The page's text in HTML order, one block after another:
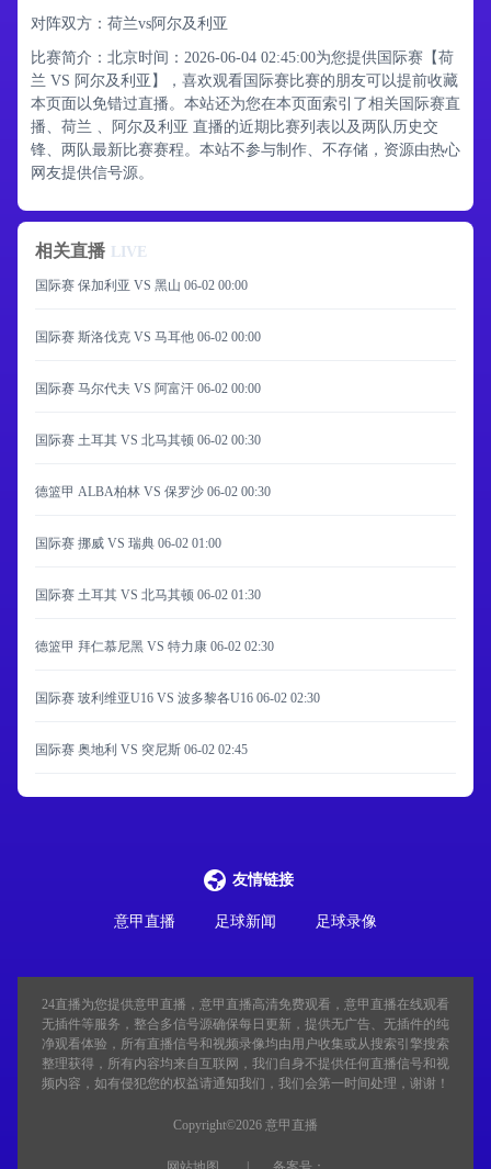
对阵双方：荷兰vs阿尔及利亚
比赛简介：北京时间：2026-06-04 02:45:00为您提供国际赛【荷
兰 VS 阿尔及利亚】，喜欢观看国际赛比赛的朋友可以提前收藏
本页面以免错过直播。本站还为您在本页面索引了相关国际赛直
播、荷兰 、阿尔及利亚 直播的近期比赛列表以及两队历史交
锋、两队最新比赛赛程。本站不参与制作、不存储，资源由热心
网友提供信号源。
相关直播 LIVE
国际赛 保加利亚 VS 黑山 06-02 00:00
国际赛 斯洛伐克 VS 马耳他 06-02 00:00
国际赛 马尔代夫 VS 阿富汗 06-02 00:00
国际赛 土耳其 VS 北马其顿 06-02 00:30
德篮甲 ALBA柏林 VS 保罗沙 06-02 00:30
国际赛 挪威 VS 瑞典 06-02 01:00
国际赛 土耳其 VS 北马其顿 06-02 01:30
德篮甲 拜仁慕尼黑 VS 特力康 06-02 02:30
国际赛 玻利维亚U16 VS 波多黎各U16 06-02 02:30
国际赛 奥地利 VS 突尼斯 06-02 02:45
友情链接
意甲直播 足球新闻 足球录像
24直播为您提供意甲直播，意甲直播高清免费观看，意甲直播在线观看
无插件等服务，整合多信号源确保每日更新，提供无广告、无插件的纯
净观看体验，所有直播信号和视频录像均由用户收集或从搜索引擎搜索
整理获得，所有内容均来自互联网，我们自身不提供任何直播信号和视
频内容，如有侵犯您的权益请通知我们，我们会第一时间处理，谢谢！
Copyright©2026 意甲直播